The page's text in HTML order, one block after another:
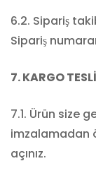
6.2. Sipariş
Sipariş
7. KARGO
7.1. Ürün size
imzalamadan
açınız.